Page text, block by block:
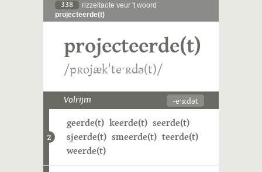
338
rizzeltaote veur 't woord
projecteerde(t)
projecteerde(t)
/pʀojækˈteˑʀdə(t)/
Volrijm -eˑʀdət
2
geerde(t) keerde(t) seerde(t)
sjeerde(t) smeerde(t) teerde(t)
weerde(t)